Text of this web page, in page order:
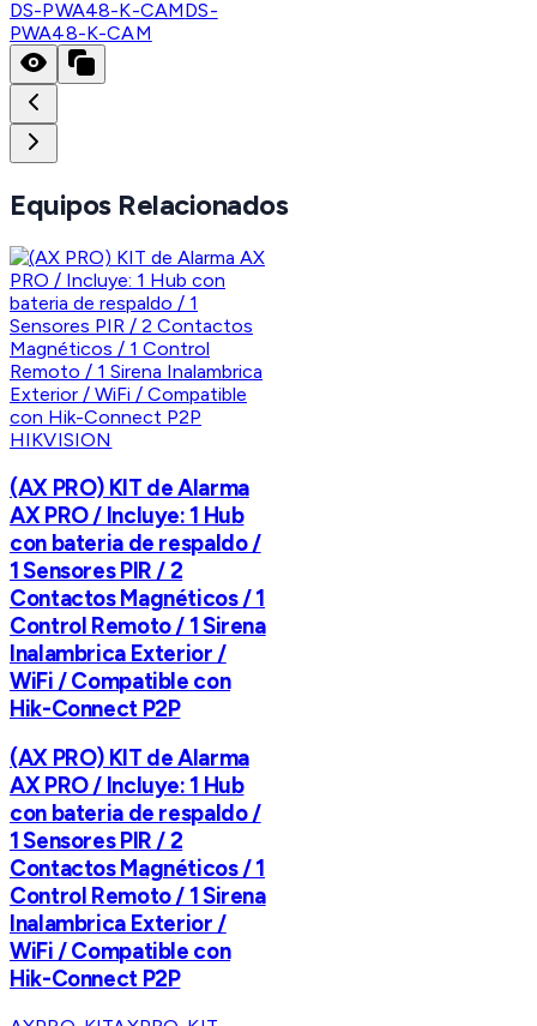
DS-PWA48-K-CAMDS-
PWA48-K-CAM
Equipos Relacionados
HIKVISION
(AX PRO) KIT de Alarma
AX PRO / Incluye: 1 Hub
con bateria de respaldo /
1 Sensores PIR / 2
Contactos Magnéticos / 1
Control Remoto / 1 Sirena
Inalambrica Exterior /
WiFi / Compatible con
Hik-Connect P2P
(AX PRO) KIT de Alarma
AX PRO / Incluye: 1 Hub
con bateria de respaldo /
1 Sensores PIR / 2
Contactos Magnéticos / 1
Control Remoto / 1 Sirena
Inalambrica Exterior /
WiFi / Compatible con
Hik-Connect P2P